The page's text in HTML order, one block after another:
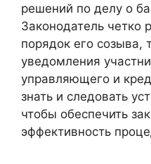
решений по делу о
Законодатель четко
порядок его созыва,
уведомления
управляющего и
знать и следовать
чтобы обеспечить
эффективность